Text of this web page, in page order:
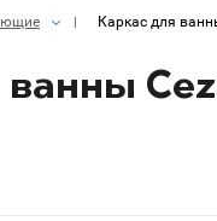
Каркас для